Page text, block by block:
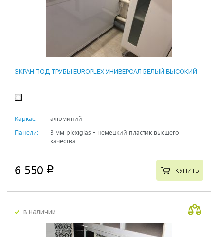
ЭКРАН ПОД ТРУБЫ EUROPLEX УНИВЕРСАЛ БЕЛЫЙ ВЫСОКИЙ
Каркас:
алюминий
Панели:
3 мм plexiglas - немецкий пластик высшего
качества
6 550 p КУПИТЬ
в наличии